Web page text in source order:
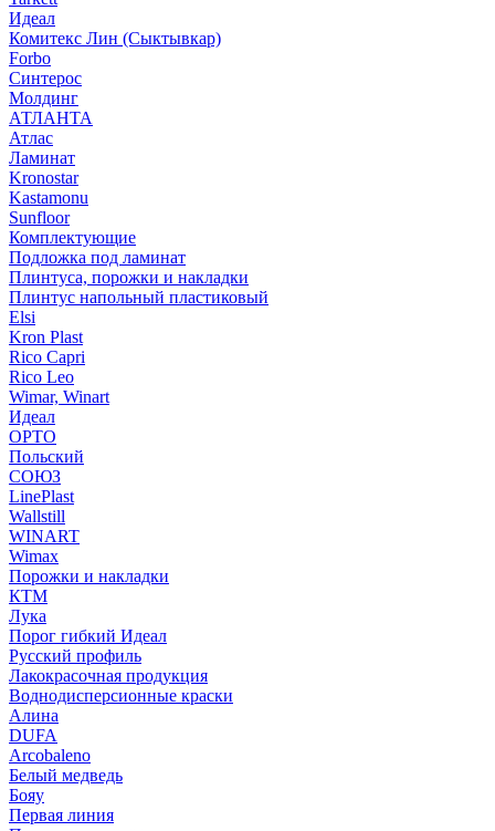
Идеал
Комитекс Лин (Сыктывкар)
Forbo
Синтерос
Молдинг
АТЛАНТА
Атлас
Ламинат
Kronostar
Kastamonu
Sunfloor
Комплектующие
Подложка под ламинат
Плинтуса, порожки и накладки
Плинтус напольный пластиковый
Elsi
Kron Plast
Rico Capri
Rico Leo
Wimar, Winart
Идеал
ОРТО
Польский
СОЮЗ
LinePlast
Wallstill
WINART
Wimax
Порожки и накладки
КТМ
Лука
Порог гибкий Идеал
Русский профиль
Лакокрасочная продукция
Воднодисперсионные краски
Алина
DUFA
Arcobaleno
Белый медведь
Бояу
Первая линия